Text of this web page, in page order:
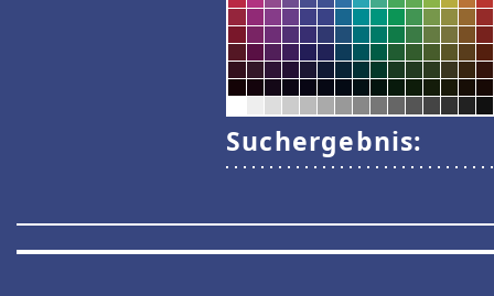
Suchergebnis: